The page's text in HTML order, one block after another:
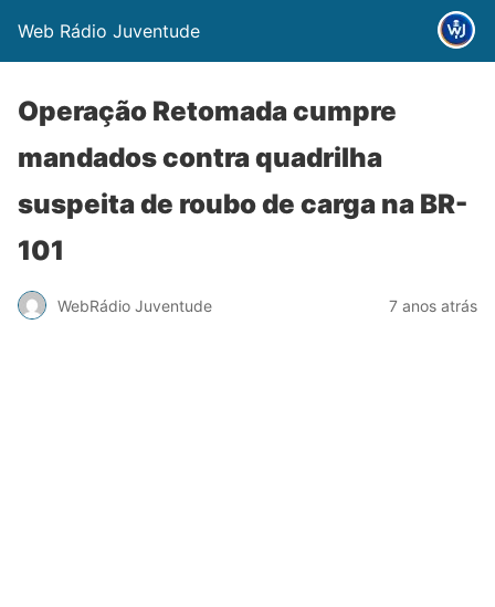
Web Rádio Juventude
Operação Retomada cumpre
mandados contra quadrilha
suspeita de roubo de carga na BR-
101
WebRádio Juventude 7 anos atrás